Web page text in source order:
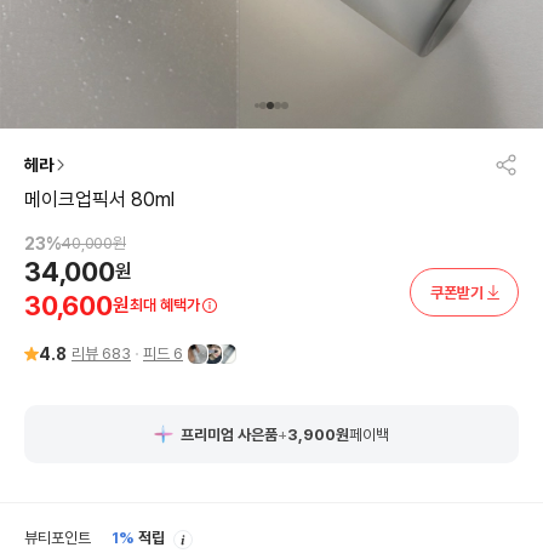
헤라
메이크업픽서 80ml
23%40,000원
34,000원
30,600원최대 혜택가
쿠폰받기
4.8 리뷰 683 피드 6
프리미엄 사은품+3,900원페이백
뷰티포인트 1% 적립